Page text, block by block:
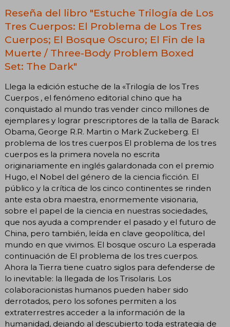
Reseña del libro "Estuche Trilogía de Los
Tres Cuerpos: El Problema de Los Tres
Cuerpos; El Bosque Oscuro; El Fin de la
Muerte / Three-Body Problem Boxed
Set: The Dark"
Llega la edición estuche de la «Trilogía de los Tres
Cuerpos , el fenómeno editorial chino que ha
conquistado al mundo tras vender cinco millones de
ejemplares y lograr prescriptores de la talla de Barack
Obama, George R.R. Martin o Mark Zuckeberg. El
problema de los tres cuerpos El problema de los tres
cuerpos es la primera novela no escrita
originariamente en inglés galardonada con el premio
Hugo, el Nobel del género de la ciencia ficción. El
público y la crítica de los cinco continentes se rinden
ante esta obra maestra, enormemente visionaria,
sobre el papel de la ciencia en nuestras sociedades,
que nos ayuda a comprender el pasado y el futuro de
China, pero también, leída en clave geopolítica, del
mundo en que vivimos. El bosque oscuro La esperada
continuación de El problema de los tres cuerpos.
Ahora la Tierra tiene cuatro siglos para defenderse de
lo inevitable: la llegada de los Trisolaris. Los
colaboracionistas humanos pueden haber sido
derrotados, pero los sofones permiten a los
extraterrestres acceder a la información de la
humanidad, dejando al descubierto toda estrategia de